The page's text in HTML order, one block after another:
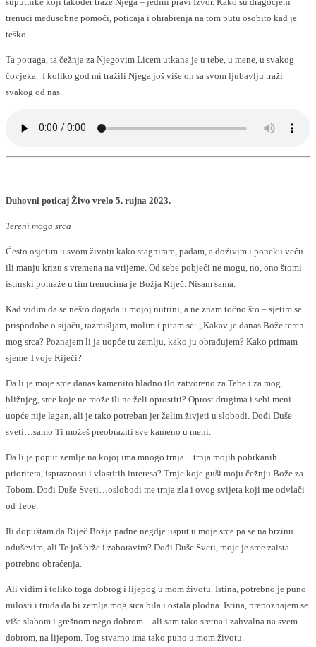
trenuci međusobne pomoći, poticaja i ohrabrenja na tom putu osobito kad je
teško.
Ta potraga, ta čežnja za Njegovim Licem utkana je u tebe, u mene, u svakog
čovjeka. I koliko god mi tražili Njega još više on sa svom ljubavlju traži
svakog od nas.
Duhovni poticaj Živo vrelo 5. rujna 2023.
Tereni moga srca
Često osjetim u svom životu kako stagniram, padam, a doživim i poneku veću
ili manju krizu s vremena na vrijeme. Od sebe pobjeći ne mogu, no, ono štomi
istinski pomaže u tim trenucima je Božja Riječ. Nisam sama.
Kad vidim da se nešto događa u mojoj nutrini, a ne znam točno što – sjetim se
prispodobe o sijaču, razmišljam, molim i pitam se: „Kakav je danas Bože teren
mog srca? Poznajem li ja uopće tu zemlju, kako ju obrađujem? Kako primam
sjeme Tvoje Riječi?
Da li je moje srce danas kamenito hladno tlo zatvoreno za Tebe i za mog
bližnjeg, srce koje ne može ili ne želi oprostiti? Oprost drugima i sebi meni
uopće nije lagan, ali je tako potreban jer želim živjeti u slobodi. Dođi Duše
sveti…samo Ti možeš preobraziti sve kameno u meni.
Da li je poput zemlje na kojoj ima mnogo trnja…trnja mojih pobrkanih
prioriteta, ispraznosti i vlastitih interesa? Trnje koje guši moju čežnju Bože za
Tobom. Dođi Duše Sveti…oslobodi me trnja zla i ovog svijeta koji me odvlači
od Tebe.
Ili dopuštam da Riječ Božja padne negdje usput u moje srce pa se na brzinu
oduševim, ali Te još brže i zaboravim? Dođi Duše Sveti, moje je srce zaista
potrebno obraćenja.
Ali vidim i toliko toga dobrog i lijepog u mom životu. Istina, potrebno je puno
milosti i truda da bi zemlja mog srca bila i ostala plodna. Istina, prepoznajem se
više slabom i grešnom nego dobrom…ali sam tako sretna i zahvalna na svem
dobrom, na lijepom. Tog stvarno ima tako puno u mom životu.